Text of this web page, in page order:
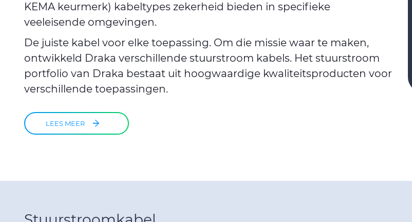
KEMA keurmerk) kabeltypes zekerheid bieden in specifieke
veeleisende omgevingen.
De juiste kabel voor elke toepassing. Om die missie waar te maken,
ontwikkeld Draka verschillende stuurstroom kabels. Het stuurstroom
portfolio van Draka bestaat uit hoogwaardige kwaliteitsproducten voor
verschillende toepassingen.
LEES MEER